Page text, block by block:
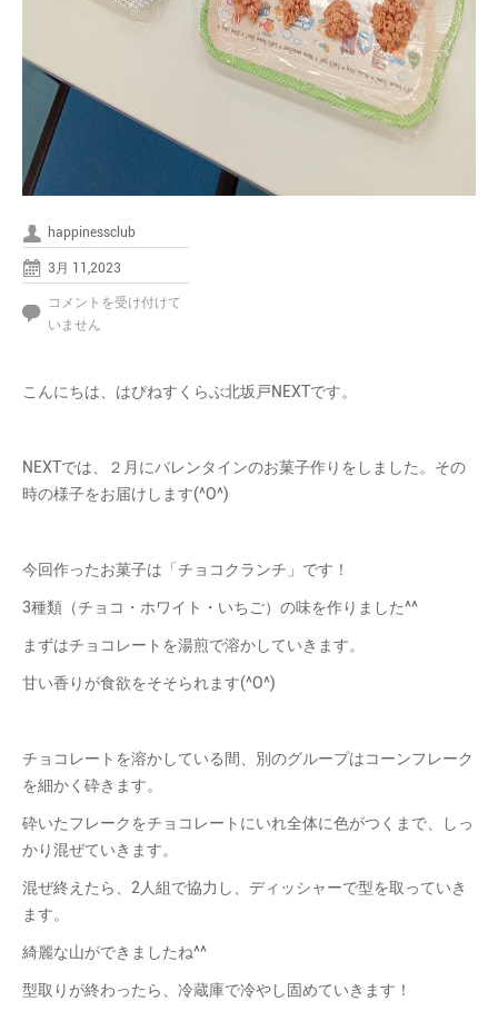
happinessclub
3月 11,2023
NEXT
バ
タ
は
コメントを受け付けて
いません
こんにちは、はぴねすくらぶ北坂戸NEXTです。
NEXTでは、２月にバレンタインのお菓子作りをしました。その
時の様子をお届けします(^O^)
今回作ったお菓子は「チョコクランチ」です！
3種類（チョコ・ホワイト・いちご）の味を作りました^^
まずはチョコレートを湯煎で溶かしていきます。
甘い香りが食欲をそそられます(^O^)
チョコレートを溶かしている間、別のグループはコーンフレーク
を細かく砕きます。
砕いたフレークをチョコレートにいれ全体に色がつくまで、しっ
かり混ぜていきます。
混ぜ終えたら、2人組で協力し、ディッシャーで型を取っていき
ます。
綺麗な山ができましたね^^
型取りが終わったら、冷蔵庫で冷やし固めていきます！